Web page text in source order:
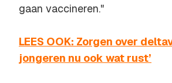
gaan vaccineren."
LEES OOK: Zorgen over
jongeren nu ook wat rust’